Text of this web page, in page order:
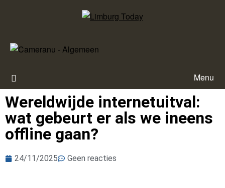
Menu
Wereldwijde internetuitval:
wat gebeurt er als we ineens
offline gaan?
24/11/2025 Geen reacties